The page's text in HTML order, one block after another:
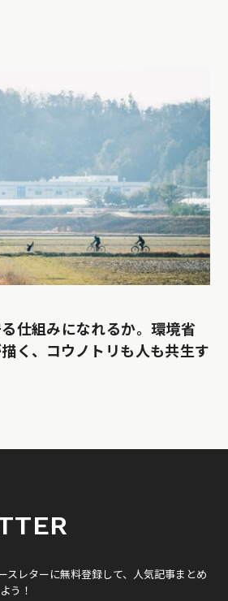
仕組みになれるか。環境省
く、コウノトリも人も共生す
スレターに無料登録して、人気記事まとめ
う！